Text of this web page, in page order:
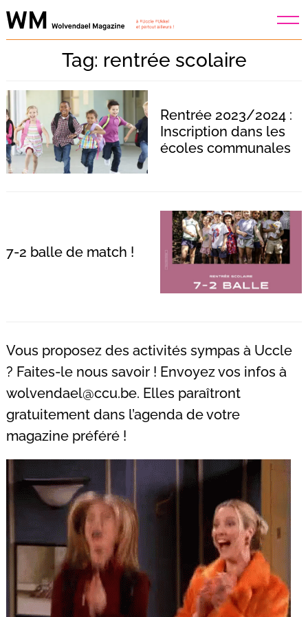
Skip
to
Tag: rentrée scolaire
Rentrée 2023/2024 :
Inscription dans les
écoles communales
7-2 balle de match !
Vous proposez des activités sympas à Uccle
? Faites-le nous savoir ! Envoyez vos infos à
wolvendael@ccu.be. Elles paraîtront
gratuitement dans l’agenda de votre
magazine préféré !
: